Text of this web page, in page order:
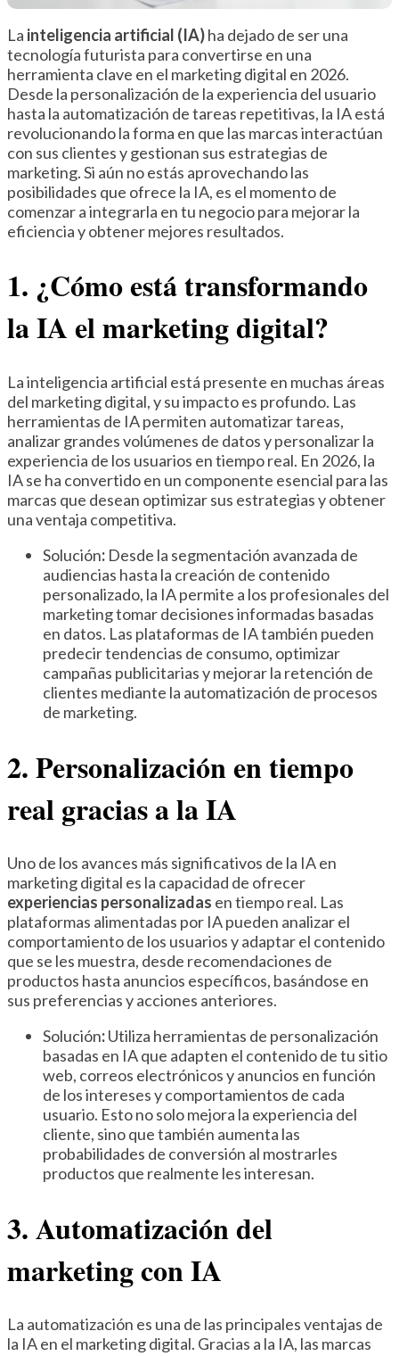
La inteligencia artificial (IA)ha dejado de ser una
tecnología futurista para convertirse en una
herramienta clave en el marketing digital en 2026.
Desde la personalización de la experiencia del usuario
hasta la automatización de tareas repetitivas, la IA está
revolucionando la forma en que las marcas interactúan
con sus clientes y gestionan sus estrategias de
marketing. Si aún no estás aprovechando las
posibilidades que ofrece la IA, es el momento de
comenzar a integrarla en tu negocio para mejorar la
eficiencia y obtener mejores resultados.
1. ¿Cómo está transformando
la IA el marketing digital?
La inteligencia artificial está presente en muchas áreas
del marketing digital, y su impacto es profundo. Las
herramientas de IA permiten automatizar tareas,
analizar grandes volúmenes de datos y personalizar la
experiencia de los usuarios en tiempo real. En 2026, la
IA se ha convertido en un componente esencial para las
marcas que desean optimizar sus estrategias y obtener
una ventaja competitiva.
Solución: Desde la segmentación avanzada de
audiencias hasta la creación de contenido
personalizado, la IA permite a los profesionales del
marketing tomar decisiones informadas basadas
en datos. Las plataformas de IA también pueden
predecir tendencias de consumo, optimizar
campañas publicitarias y mejorar la retención de
clientes mediante la automatización de procesos
de marketing.
2. Personalización en tiempo
real gracias a la IA
Uno de los avances más significativos de la IA en
marketing digital es la capacidad de ofrecer
experiencias personalizadas en tiempo real. Las
plataformas alimentadas por IA pueden analizar el
comportamiento de los usuarios y adaptar el contenido
que se les muestra, desde recomendaciones de
productos hasta anuncios específicos, basándose en
sus preferencias y acciones anteriores.
Solución:Utiliza herramientas de personalización
basadas en IA que adapten el contenido de tu sitio
web, correos electrónicos y anuncios en función
de los intereses y comportamientos de cada
usuario. Esto no solo mejora la experiencia del
cliente, sino que también aumenta las
probabilidades de conversión al mostrarles
productos que realmente les interesan.
3. Automatización del
marketing con IA
La automatización es una de las principales ventajas de
la IA en el marketing digital. Gracias a la IA, las marcas